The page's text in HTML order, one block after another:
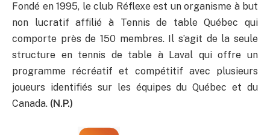
Fondé en 1995, le club Réflexe est un organisme à but
non lucratif affilié à Tennis de table Québec qui
comporte près de 150 membres. Il s’agit de la seule
structure en tennis de table à Laval qui offre un
programme récréatif et compétitif avec plusieurs
joueurs identifiés sur les équipes du Québec et du
Canada. (N.P.)